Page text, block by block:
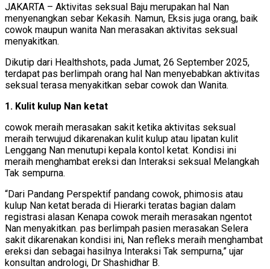
JAKARTA – Aktivitas seksual Baju merupakan hal Nan
menyenangkan sebar Kekasih. Namun, Eksis juga orang, baik
cowok maupun wanita Nan merasakan aktivitas seksual
menyakitkan.
Dikutip dari Healthshots, pada Jumat, 26 September 2025,
terdapat pas berlimpah orang hal Nan menyebabkan aktivitas
seksual terasa menyakitkan sebar cowok dan Wanita.
1. Kulit kulup Nan ketat
cowok meraih merasakan sakit ketika aktivitas seksual
meraih terwujud dikarenakan kulit kulup atau lipatan kulit
Lenggang Nan menutupi kepala kontol ketat. Kondisi ini
meraih menghambat ereksi dan Interaksi seksual Melangkah
Tak sempurna.
“Dari Pandang Perspektif pandang cowok, phimosis atau
kulup Nan ketat berada di Hierarki teratas bagian dalam
registrasi alasan Kenapa cowok meraih merasakan ngentot
Nan menyakitkan. pas berlimpah pasien merasakan Selera
sakit dikarenakan kondisi ini, Nan refleks meraih menghambat
ereksi dan sebagai hasilnya Interaksi Tak sempurna,” ujar
konsultan andrologi, Dr Shashidhar B.